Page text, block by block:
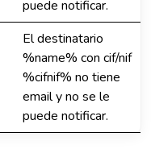
puede notificar.
El destinatario
%name% con cif/nif
%cifnif% no tiene
email y no se le
puede notificar.